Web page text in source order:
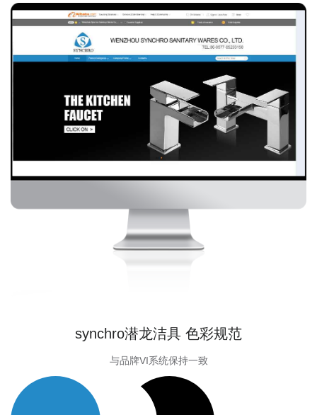
synchro潜龙洁具 色彩规范
与品牌VI系统保持一致